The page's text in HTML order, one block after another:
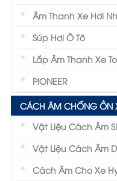
Âm Thanh Xe Hơi
Súp Hơi Ô Tô
Lắp Âm Thanh Xe
PIONEER
CÁCH ÂM CHỐNG ỒN
Vật Liệu Cách Âm
Vật Liệu Cách Âm
Cách Âm Cho Xe